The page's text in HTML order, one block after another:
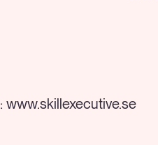
www.skillexecutive.se